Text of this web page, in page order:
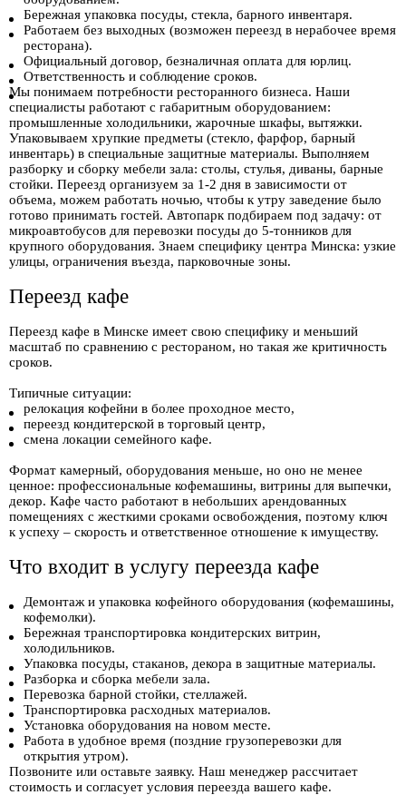
Бережная упаковка посуды, стекла, барного инвентаря.
Работаем без выходных (возможен переезд в нерабочее время
ресторана).
Официальный договор, безналичная оплата для юрлиц.
Ответственность и соблюдение сроков.
Мы понимаем потребности ресторанного бизнеса. Наши
специалисты работают с габаритным оборудованием:
промышленные холодильники, жарочные шкафы, вытяжки.
Упаковываем хрупкие предметы (стекло, фарфор, барный
инвентарь) в специальные защитные материалы. Выполняем
разборку и сборку мебели зала: столы, стулья, диваны, барные
стойки. Переезд организуем за 1-2 дня в зависимости от
объема, можем работать ночью, чтобы к утру заведение было
готово принимать гостей. Автопарк подбираем под задачу: от
микроавтобусов для перевозки посуды до 5-тонников для
крупного оборудования. Знаем специфику центра Минска: узкие
улицы, ограничения въезда, парковочные зоны.
Переезд кафе
Переезд кафе в Минске имеет свою специфику и меньший
масштаб по сравнению с рестораном, но такая же критичность
сроков.
Типичные ситуации:
релокация кофейни в более проходное место,
переезд кондитерской в торговый центр,
смена локации семейного кафе.
Формат камерный, оборудования меньше, но оно не менее
ценное: профессиональные кофемашины, витрины для выпечки,
декор. Кафе часто работают в небольших арендованных
помещениях с жесткими сроками освобождения, поэтому ключ
к успеху – скорость и ответственное отношение к имуществу.
Что входит в услугу переезда кафе
Демонтаж и упаковка кофейного оборудования (кофемашины,
кофемолки).
Бережная транспортировка кондитерских витрин,
холодильников.
Упаковка посуды, стаканов, декора в защитные материалы.
Разборка и сборка мебели зала.
Перевозка барной стойки, стеллажей.
Транспортировка расходных материалов.
Установка оборудования на новом месте.
Работа в удобное время (поздние грузоперевозки для
открытия утром).
Позвоните или оставьте заявку. Наш менеджер рассчитает
стоимость и согласует условия переезда вашего кафе.